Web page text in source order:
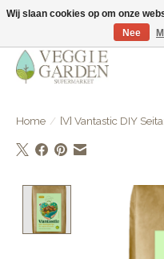
vegan & veggie products | free
Home / [V] Vantastic DIY
Product
Wij slaan cookies op om onze
Nee